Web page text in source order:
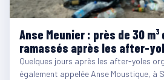
Anse Meunier : près de 30
ramassés après les after-
Quelques jours après les after-yoles
également appelée Anse Moustique, à